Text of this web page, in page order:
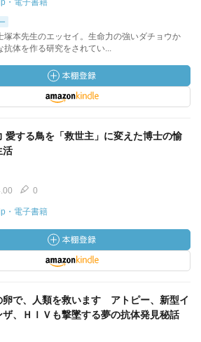
・電子書籍
塚本先生のエッセイ。生命力の強いダチョウか
抗体を作る研究をされてい...
愛する鳥を「救世主」に変えた博士の愉
活
0
・電子書籍
卵で、人類を救います アトピー、新型イ
ザ、ＨＩＶも撃墜する夢の抗体発見秘話